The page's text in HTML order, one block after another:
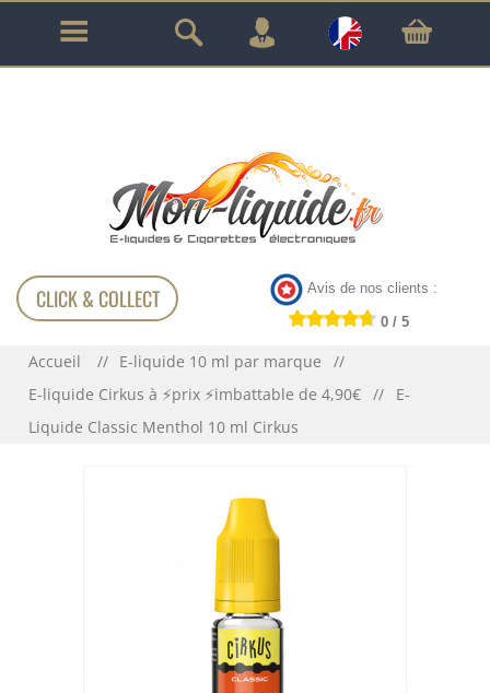
GARANTIE À VIE SUR TOUT LE MATÉRIEL
!!!
CLICK & COLLECT Avis de nos clients :
0 / 5
Accueil
E-liquide 10 ml par marque
E-liquide Cirkus à ⚡prix ⚡imbattable de 4,90€
E-
Liquide Classic Menthol 10 ml Cirkus